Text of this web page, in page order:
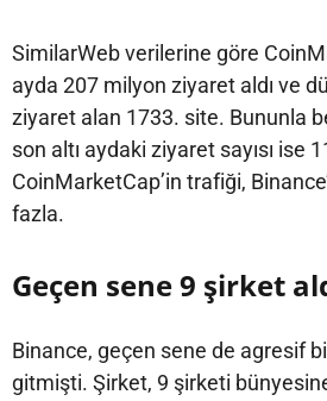
SimilarWeb verilerine göre
ayda 207 milyon ziyaret aldı ve
ziyaret alan 1733. site. Bununla
son altı aydaki ziyaret sayısı ise
CoinMarketCap’in trafiği,
fazla.
Geçen sene 9 şirket
Binance, geçen sene de agresif
gitmişti. Şirket, 9 şirketi